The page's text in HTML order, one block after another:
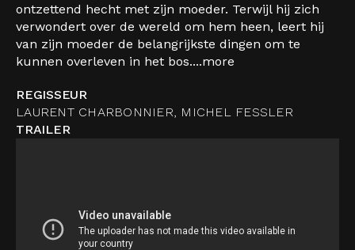
ontzettend hecht met zijn moeder. Terwijl hij zich
verwondert over de wereld om hem heen, leert hij
van zijn moeder de belangrijkste dingen om te
kunnen overleven in het bos....more
REGISSEUR
LAURENT CHARBONNIER, MICHEL FESSLER
TRAILER